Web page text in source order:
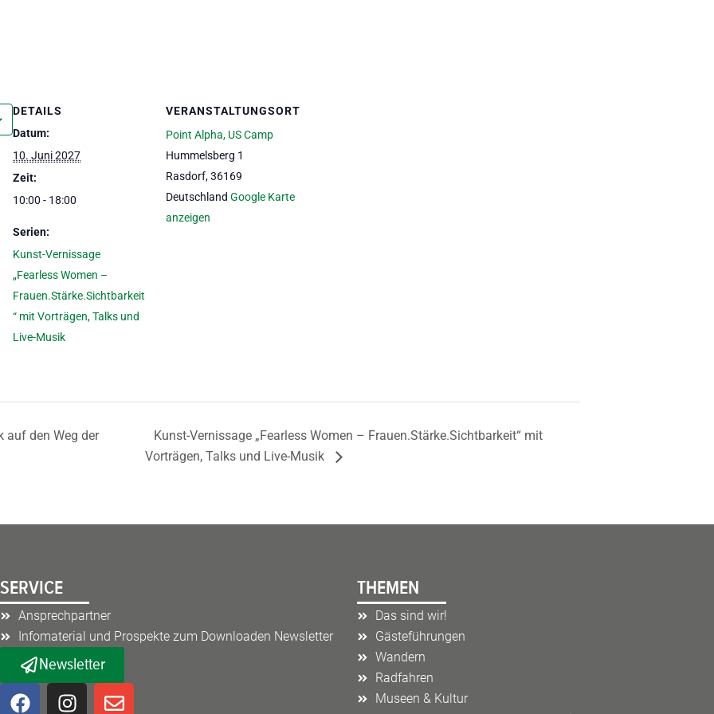
DETAILS
Datum:
10. Juni 2027
Zeit:
10:00 - 18:00
Serien:
Kunst-Vernissage
„Fearless Women –
Frauen.Stärke.Sichtbarkeit
“ mit Vorträgen, Talks und
Live-Musik
VERANSTALTUNGSORT
Point Alpha, US Camp
Hummelsberg 1
Rasdorf,36169
Deutschland Google Karte
anzeigen
auf den Weg der
Kunst-Vernissage „Fearless Women – Frauen.Stärke.Sichtbarkeit“ mit
Vorträgen, Talks und Live-Musik
SERVICE
Ansprechpartner
Infomaterial und Prospekte zum Downloaden Newsletter
Newsletter
F
I
E
THEMEN
Das sind wir!
Gästeführungen
Wandern
Radfahren
Museen & Kultur